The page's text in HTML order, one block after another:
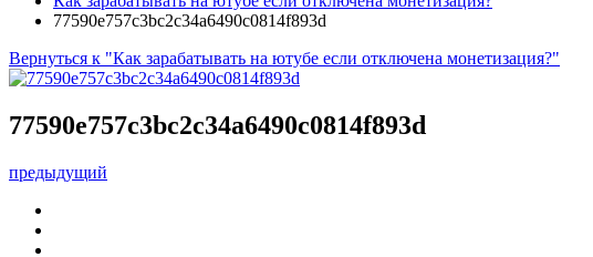
77590e757c3bc2c34a6490c0814f893d
Вернуться к "Как зарабатывать на ютубе если отключена монетизация?"
77590e757c3bc2c34a6490c0814f893d
предыдущий